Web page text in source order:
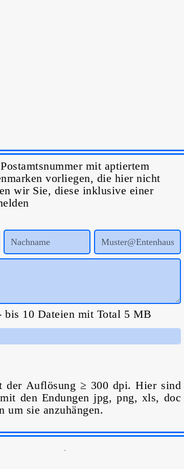
mit aptiertem
vorliegen, die hier nicht
wir Sie, diese inklusive einer
bis 10 Dateien mit Total 5 MB
der Auflösung ≥ 300 dpi. Hier sind
den Endungen jpg, png, xls, doc
um sie anzuhängen.